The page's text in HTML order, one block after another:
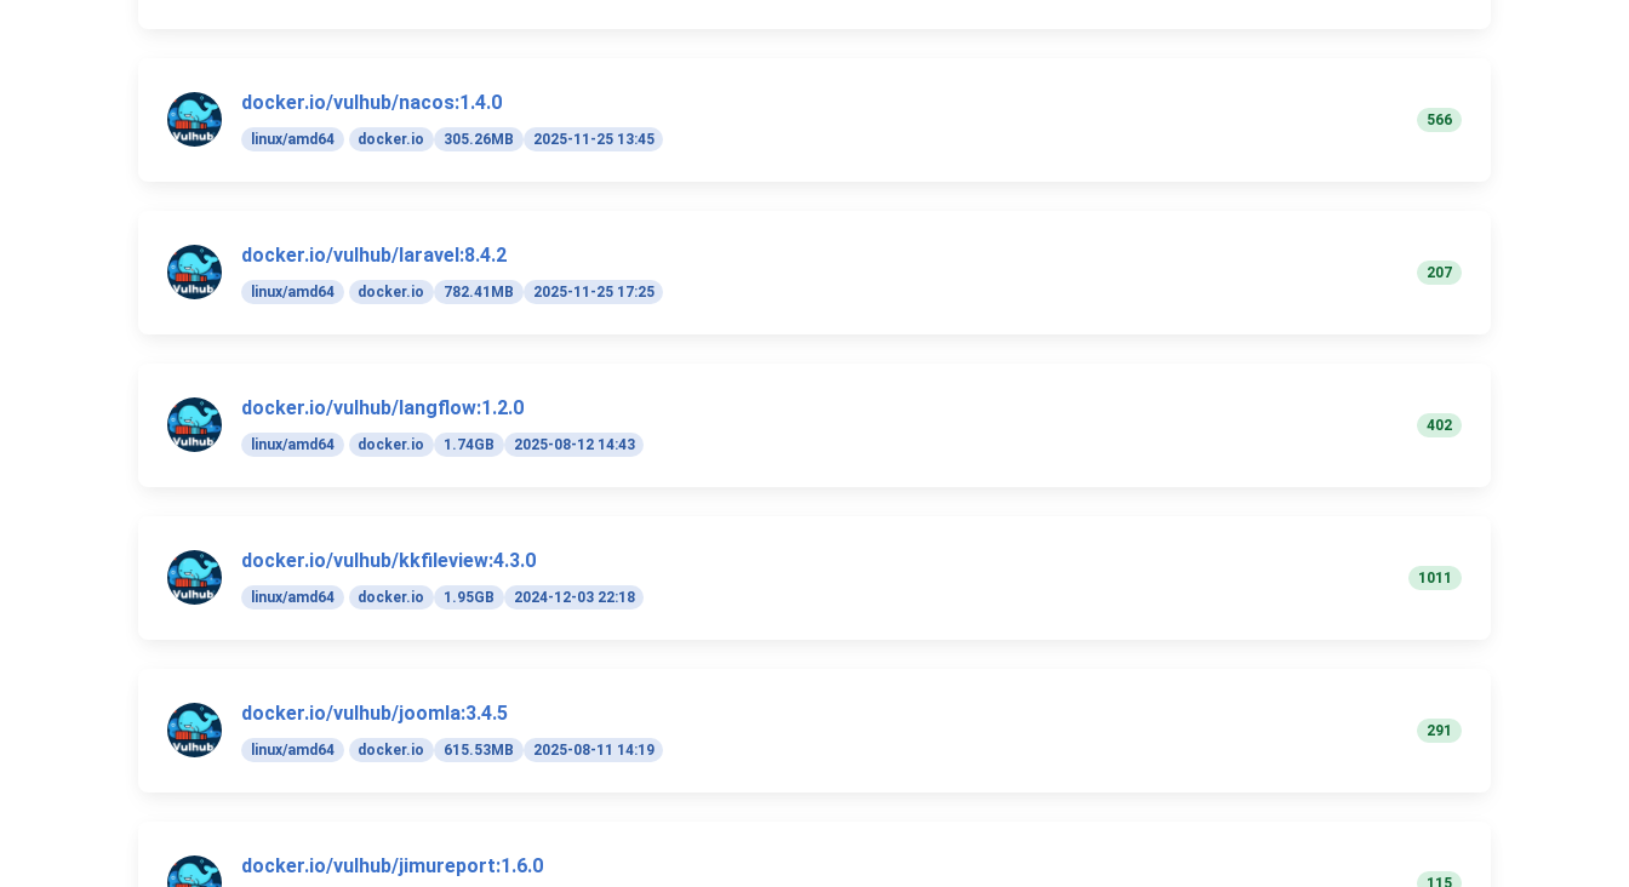
docker.io/vulhub/nacos:1.4.0
linux/amd64 docker.io 305.26MB 2025-11-25 13:45
566
docker.io/vulhub/laravel:8.4.2
linux/amd64 docker.io 782.41MB 2025-11-25 17:25
207
docker.io/vulhub/langflow:1.2.0
linux/amd64 docker.io 1.74GB 2025-08-12 14:43
402
docker.io/vulhub/kkfileview:4.3.0
linux/amd64 docker.io 1.95GB 2024-12-03 22:18
1011
docker.io/vulhub/joomla:3.4.5
linux/amd64 docker.io 615.53MB 2025-08-11 14:19
291
docker.io/vulhub/jimureport:1.6.0
115